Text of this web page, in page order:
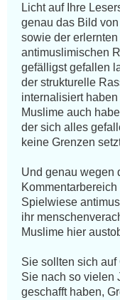
Licht auf Ihre
genau das Bild
sowie der
antimuslimischen
gefälligst gefallen
der strukturelle
internalisiert
Muslime auch
der sich alles
keine Grenzen
Und genau wegen
Spielwiese
ihr
Muslime hier
Sie sollten sich auf
Sie nach so vielen
geschafft haben,